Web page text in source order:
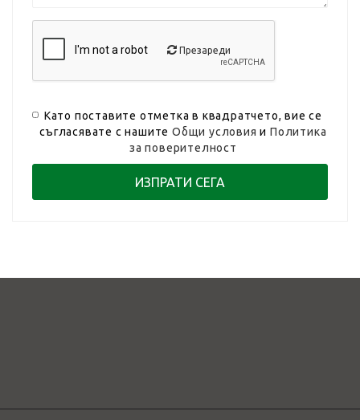
Презареди
Като поставите отметка в квадратчето, вие се
съгласявате с нашитеОбщи условия иПолитика
за поверителност